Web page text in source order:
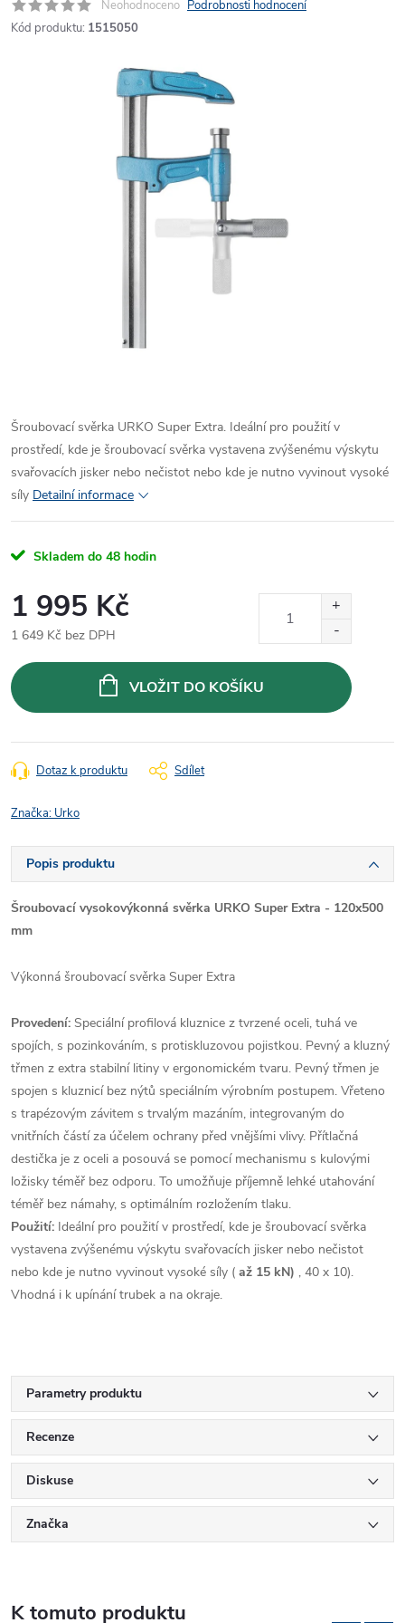
Neohodnoceno Podrobnosti hodnocení
Kód produktu: 1515050
Šroubovací svěrka URKO Super Extra. Ideální pro použití v
prostředí, kde je šroubovací svěrka vystavena zvýšenému výskytu
svařovacích jisker nebo nečistot nebo kde je nutno vyvinout vysoké
síly Detailní informace
Skladem do 48 hodin
1 995 Kč
1 649 Kč bez DPH
cena:
VLOŽIT DO KOŠÍKU
Dotaz k produktu Sdílet
Značka: Urko
Popis produktu
Šroubovací vysokovýkonná svěrka URKO Super Extra - 120x500
mm
Výkonná šroubovací svěrka Super Extra
Provedení: Speciální profilová kluznice z tvrzené oceli, tuhá ve
spojích, s pozinkováním, s protiskluzovou pojistkou. Pevný a kluzný
třmen z extra stabilní litiny v ergonomickém tvaru. Pevný třmen je
spojen s kluznicí bez nýtů speciálním výrobním postupem. Vřeteno
s trapézovým závitem s trvalým mazáním, integrovaným do
vnitřních částí za účelem ochrany před vnějšími vlivy. Přítlačná
destička je z oceli a posouvá se pomocí mechanismu s kulovými
ložisky téměř bez odporu. To umožňuje příjemně lehké utahování
téměř bez námahy, s optimálním rozložením tlaku.
Použití: Ideální pro použití v prostředí, kde je šroubovací svěrka
vystavena zvýšenému výskytu svařovacích jisker nebo nečistot
nebo kde je nutno vyvinout vysoké síly ( až 15 kN) , 40 x 10).
Vhodná i k upínání trubek a na okraje.
Parametry produktu
Recenze
Diskuse
Značka
K tomuto produktu